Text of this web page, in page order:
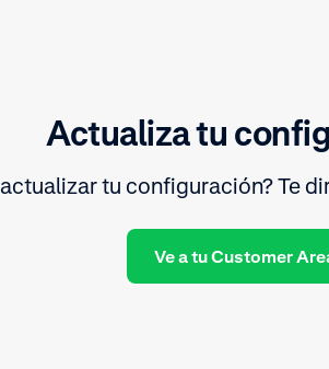
Actualiza tu
tu configuración? Te
Ve a tu Customer